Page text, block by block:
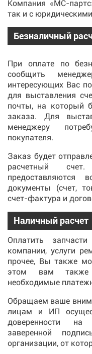
Компания «МС-
так и с
Безналичный
При оплате по
сообщить
интересующих Вас
для выставления
почты, на который
заказа. Для
менеджеру
покупателя.
Заказ будет
расчетный
предоставляются
документы (счет,
счет-фактура и
Наличный расчет
Оплатить
компании, услуги
прочее, Вы также
этом вам также
необходимые
Обращаем ваше
лицам и ИП
доверенности на
заверенной
организации, от